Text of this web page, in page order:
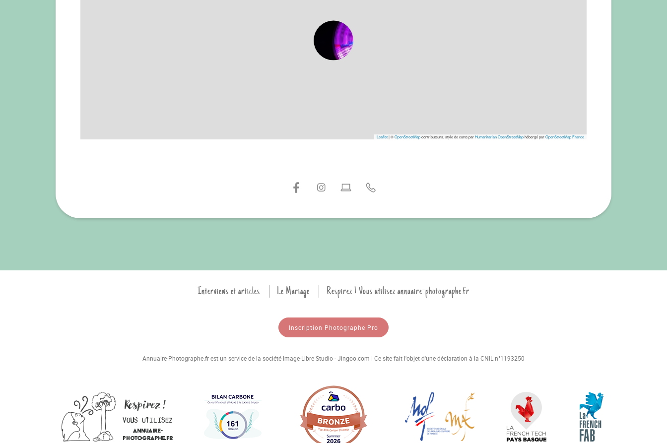
Leaflet|©OpenStreetMapcontributeurs, style de carte parHumanitarian OpenStreetMaphébergé parOpenStreetMap France
Interviews et articles Le Mariage Respirez ! Vous utilisez annuaire-photographe.fr
Inscription Photographe Pro
Annuaire-Photographe.fr est un service de la société Image-Libre Studio - Jingoo.com | Ce site fait l'objet d'une déclaration à la CNIL n°1193250